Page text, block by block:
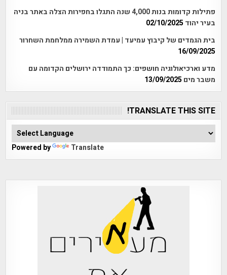
פתילות קדומות בנות 4,000 שנה התגלו בחפירות הצלה באתר בניה
בעיר יהוד 02/10/2025
בית הגמדים של קיבוץ עמיעד | עמדת השמירה ממלחמת השחרור
16/09/2025
מדע וארכיאולוגיה חושפים: כך התמודדה ירושלים הקדומה עם
משבר מים 13/09/2025
TRANSLATE THIS SITE!
Powered by Translate